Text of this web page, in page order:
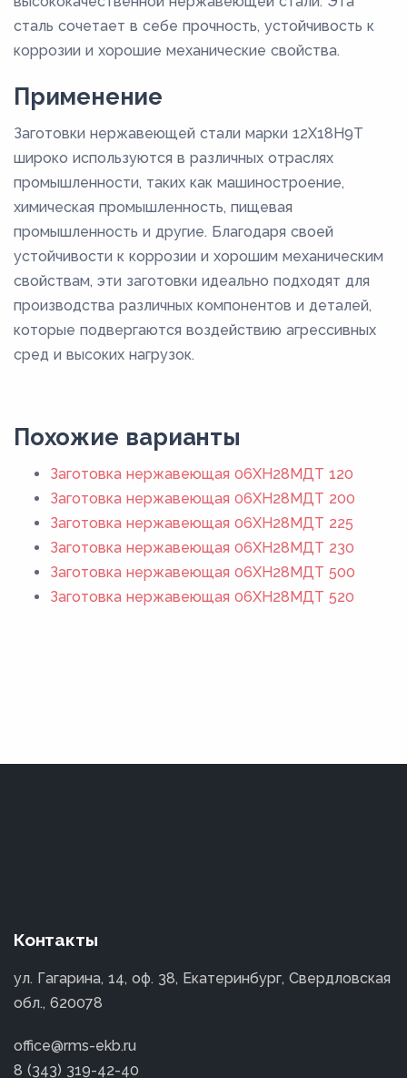
сталь сочетает в себе прочность, устойчивость к
коррозии и хорошие механические свойства.
Применение
Заготовки нержавеющей стали марки 12Х18Н9Т
широко используются в различных отраслях
промышленности, таких как машиностроение,
химическая промышленность, пищевая
промышленность и другие. Благодаря своей
устойчивости к коррозии и хорошим механическим
свойствам, эти заготовки идеально подходят для
производства различных компонентов и деталей,
которые подвергаются воздействию агрессивных
сред и высоких нагрузок.
Похожие варианты
Заготовка нержавеющая 06ХН28МДТ 120
Заготовка нержавеющая 06ХН28МДТ 200
Заготовка нержавеющая 06ХН28МДТ 225
Заготовка нержавеющая 06ХН28МДТ 230
Заготовка нержавеющая 06ХН28МДТ 500
Заготовка нержавеющая 06ХН28МДТ 520
Контакты
ул. Гагарина, 14, оф. 38, Екатеринбург, Свердловская
обл., 620078
office@rms-ekb.ru
8 (343) 319-42-40